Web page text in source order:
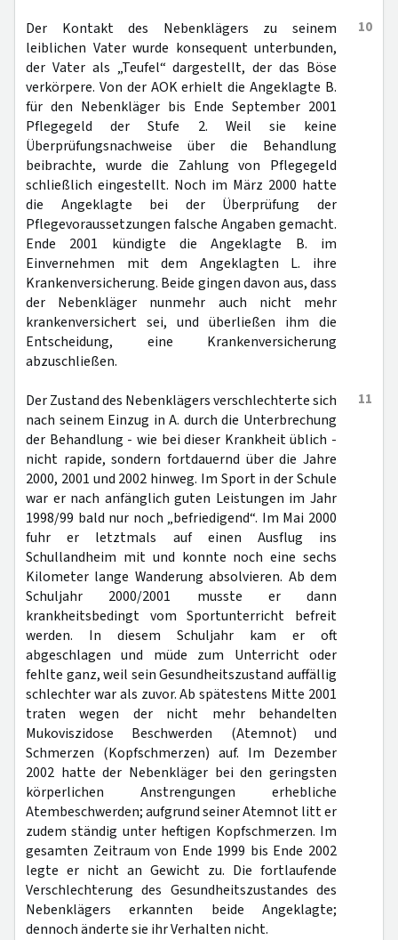
10
Der Kontakt des Nebenklägers zu seinem
leiblichen Vater wurde konsequent unterbunden,
der Vater als „Teufel“ dargestellt, der das Böse
verkörpere. Von der AOK erhielt die Angeklagte B.
für den Nebenkläger bis Ende September 2001
Pflegegeld der Stufe 2. Weil sie keine
Überprüfungsnachweise über die Behandlung
beibrachte, wurde die Zahlung von Pflegegeld
schließlich eingestellt. Noch im März 2000 hatte
die Angeklagte bei der Überprüfung der
Pflegevoraussetzungen falsche Angaben gemacht.
Ende 2001 kündigte die Angeklagte B. im
Einvernehmen mit dem Angeklagten L. ihre
Krankenversicherung. Beide gingen davon aus, dass
der Nebenkläger nunmehr auch nicht mehr
krankenversichert sei, und überließen ihm die
Entscheidung, eine Krankenversicherung
abzuschließen.
11
Der Zustand des Nebenklägers verschlechterte sich
nach seinem Einzug in A. durch die Unterbrechung
der Behandlung - wie bei dieser Krankheit üblich -
nicht rapide, sondern fortdauernd über die Jahre
2000, 2001 und 2002 hinweg. Im Sport in der Schule
war er nach anfänglich guten Leistungen im Jahr
1998/99 bald nur noch „befriedigend“. Im Mai 2000
fuhr er letztmals auf einen Ausflug ins
Schullandheim mit und konnte noch eine sechs
Kilometer lange Wanderung absolvieren. Ab dem
Schuljahr 2000/2001 musste er dann
krankheitsbedingt vom Sportunterricht befreit
werden. In diesem Schuljahr kam er oft
abgeschlagen und müde zum Unterricht oder
fehlte ganz, weil sein Gesundheitszustand auffällig
schlechter war als zuvor. Ab spätestens Mitte 2001
traten wegen der nicht mehr behandelten
Mukoviszidose Beschwerden (Atemnot) und
Schmerzen (Kopfschmerzen) auf. Im Dezember
2002 hatte der Nebenkläger bei den geringsten
körperlichen Anstrengungen erhebliche
Atembeschwerden; aufgrund seiner Atemnot litt er
zudem ständig unter heftigen Kopfschmerzen. Im
gesamten Zeitraum von Ende 1999 bis Ende 2002
legte er nicht an Gewicht zu. Die fortlaufende
Verschlechterung des Gesundheitszustandes des
Nebenklägers erkannten beide Angeklagte;
dennoch änderte sie ihr Verhalten nicht.